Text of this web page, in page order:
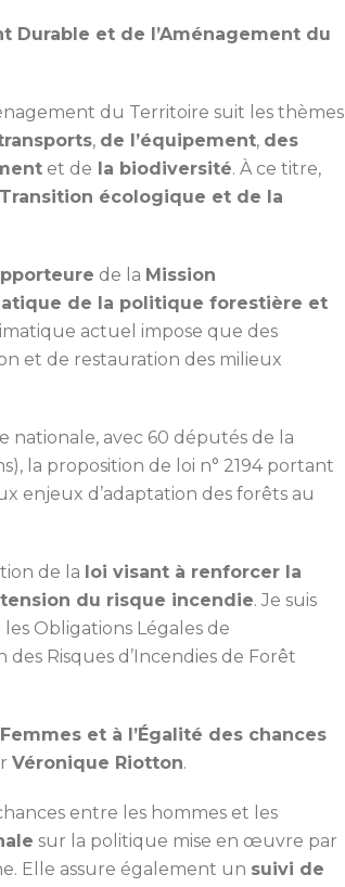
Durable et de l’Aménagement du
du Territoire suit les thèmes
, de l’équipement, des
et de la biodiversité. À ce titre,
écologique et de la
de la Mission
de la politique forestière et
actuel impose que des
et de restauration des milieux
nationale, avec 60 députés de la
la proposition de loi n° 2194 portant
enjeux d’adaptation des forêts au
de la loi visant à renforcer la
du risque incendie. Je suis
Obligations Légales de
Risques d’Incendies de Forêt
et à l’Égalité des chances
Véronique Riotton.
entre les hommes et les
sur la politique mise en œuvre par
Elle assure également un suivi de